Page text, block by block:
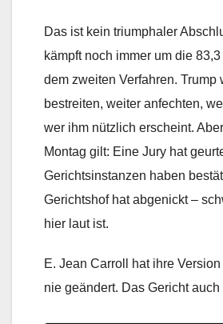
Das ist kein triumphaler
kämpft noch immer um die
dem zweiten Verfahren. Trump
bestreiten, weiter anfechten,
wer ihm nützlich erscheint.
Montag gilt: Eine Jury hat
Gerichtsinstanzen haben
Gerichtshof hat abgenickt –
hier laut ist.
E. Jean Carroll hat ihre
nie geändert. Das Gericht auch